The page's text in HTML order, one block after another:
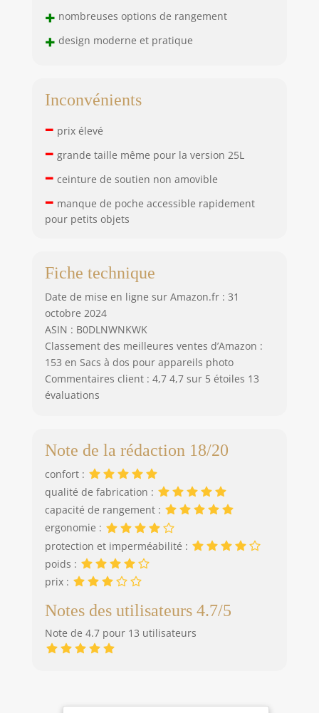
+ nombreuses options de rangement
+ design moderne et pratique
Inconvénients
– prix élevé
– grande taille même pour la version 25L
– ceinture de soutien non amovible
– manque de poche accessible rapidement
pour petits objets
Fiche technique
Date de mise en ligne sur Amazon.fr : 31
octobre 2024
ASIN : B0DLNWNKWK
Classement des meilleures ventes d’Amazon :
153 en Sacs à dos pour appareils photo
Commentaires client : 4,7 4,7 sur 5 étoiles 13
évaluations
Note de la rédaction 18/20
confort :
qualité de fabrication :
capacité de rangement :
ergonomie :
protection et imperméabilité :
poids :
prix :
Notes des utilisateurs 4.7/5
Note de 4.7 pour 13 utilisateurs